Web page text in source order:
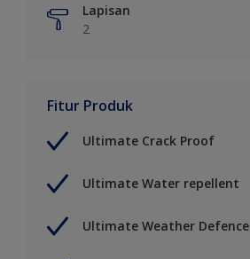
Lapisan
2
Fitur Produk
Ultimate Crack Proof
Ultimate Water repellent
Ultimate Weather Defence